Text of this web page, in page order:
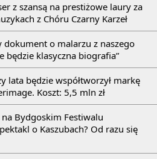
z szansą na prestiżowe laury za
z Chóru Czarny Karzeł
dokument o malarzu z naszego
będzie klasyczna biografia”
lata będzie współtworzył markę
Koszt: 5,5 mln zł
Bydgoskim Festiwalu
o Kaszubach? Od razu się